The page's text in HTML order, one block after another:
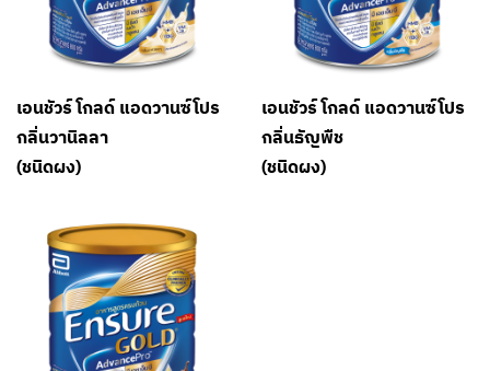
เอนชัวร์ โกลด์ แอดวานซ์โปร
กลิ่นวานิลลา
(ชนิดผง)
เอนชัวร์ โกลด์ แอดวานซ์โปร
กลิ่นธัญพืช
(ชนิดผง)